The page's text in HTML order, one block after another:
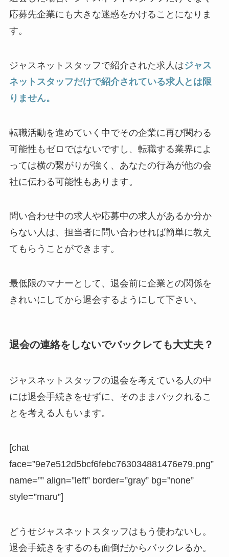
応募先企業にも大きな迷惑をかけることになりま
す。
ジャスネットスタッフで紹介された求人はジャス
ネットスタッフだけで紹介されている求人とは限
りません。
転職活動を進めていく中でその企業に再び関わる
可能性もゼロではないですし、転職する業界によ
っては横の繋がりが強く、あなたの行為が他の会
社に伝わる可能性もあります。
問い合わせ中の求人や応募中の求人があるか分か
らない人は、担当者に問い合わせれば簡単に教え
てもらうことができます。
最低限のマナーとして、退会前に企業との関係を
きれいにしてから退会するようにして下さい。
退会の連絡をしないでバックレても大丈夫？
ジャスネットスタッフの退会を考えている人の中
には退会手続きをせずに、そのままバックれるこ
とを考える人もいます。
[chat
face=”9e7e512d5bcf6febc763034881476e79.png”
name=”” align=”left” border=”gray” bg=”none”
style=”maru”]
どうせジャスネットスタッフはもう使わないし。
退会手続きをするのも面倒だからバックレるか。